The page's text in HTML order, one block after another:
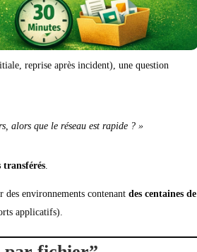
reprise après incident), une question
alors que le réseau est rapide ? »
transférés
des environnements contenantdes centaines de
applicatifs).